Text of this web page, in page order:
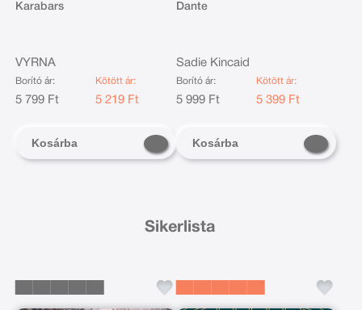
Karabars
VYRNA
Borító ár:
5 799 Ft
Kötött ár:
5 219 Ft
Kosárba
Dante
Sadie Kincaid
Borító ár:
5 999 Ft
Kötött ár:
5 399 Ft
Kosárba
Sikerlista